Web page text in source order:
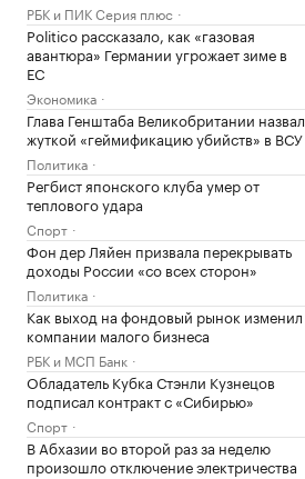
РБК и ПИК Серия плюс
Politico рассказало, как «газовая
авантюра» Германии угрожает зиме в
ЕС
Экономика
Глава Генштаба Великобритании назвал
жуткой «геймификацию убийств» в ВСУ
Политика
Регбист японского клуба умер от
теплового удара
Спорт
Фон дер Ляйен призвала перекрывать
доходы России «со всех сторон»
Политика
Как выход на фондовый рынок изменил
компании малого бизнеса
РБК и МСП Банк
Обладатель Кубка Стэнли Кузнецов
подписал контракт с «Сибирью»
Спорт
В Абхазии во второй раз за неделю
произошло отключение электричества